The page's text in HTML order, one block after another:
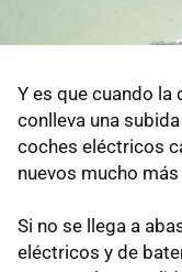
Y es que cuando la
conlleva una
coches eléctricos
nuevos mucho
Si no se llega a
eléctricos y de